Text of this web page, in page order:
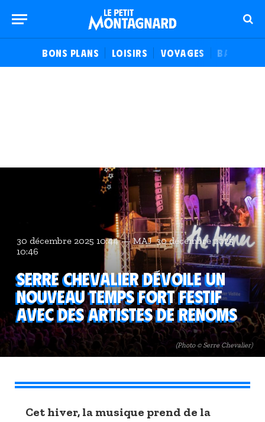
BONS PLANS LOISIRS VOYAGES BALADES
(Photo © Serre Chevalier)
30 décembre 2025 10:44 MAJ 30 décembre 2025
10:46
Serre Chevalier dévoile un
nouveau temps fort festif
avec des artistes de renoms
Cet hiver, la musique prend de la